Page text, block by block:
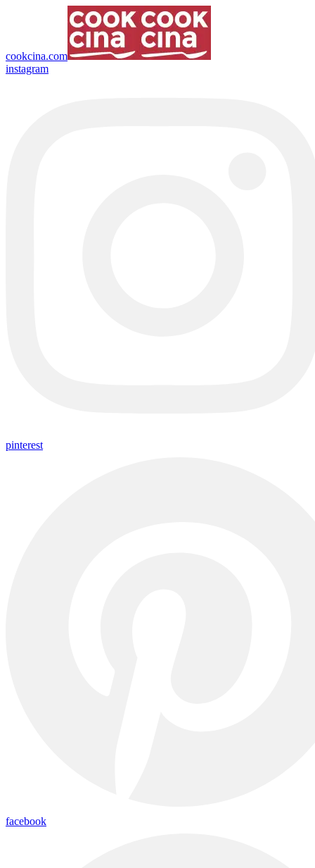
cookcina.com
instagram
pinterest
facebook